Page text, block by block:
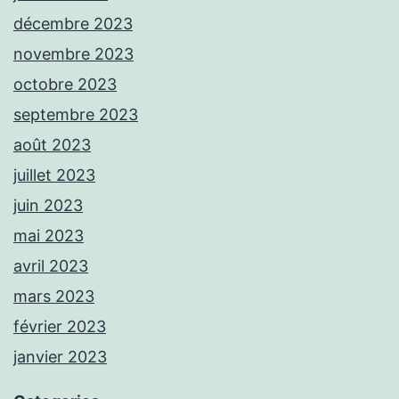
décembre 2023
novembre 2023
octobre 2023
septembre 2023
août 2023
juillet 2023
juin 2023
mai 2023
avril 2023
mars 2023
février 2023
janvier 2023